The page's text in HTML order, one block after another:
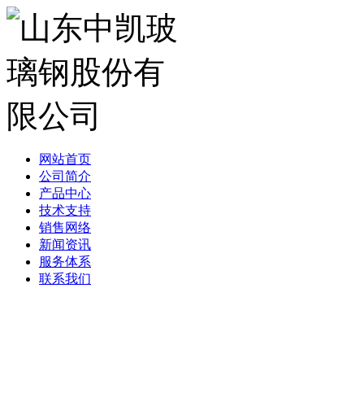
网站首页
公司简介
产品中心
技术支持
销售网络
新闻资讯
服务体系
联系我们